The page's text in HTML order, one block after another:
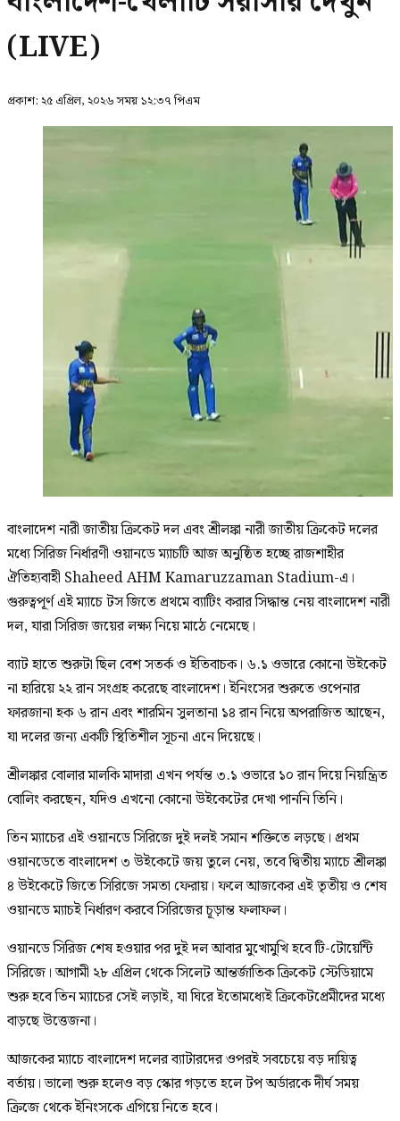
(LIVE)
প্রকাশ: ২৫ এপ্রিল, ২০২৬ সময় ১২:৩৭ পিএম
বাংলাদেশ নারী জাতীয় ক্রিকেট দল এবং শ্রীলঙ্কা নারী জাতীয় ক্রিকেট দলের
মধ্যে সিরিজ নির্ধারণী ওয়ানডে ম্যাচটি আজ অনুষ্ঠিত হচ্ছে রাজশাহীর
ঐতিহ্যবাহী Shaheed AHM Kamaruzzaman Stadium-এ।
গুরুত্বপূর্ণ এই ম্যাচে টস জিতে প্রথমে ব্যাটিং করার সিদ্ধান্ত নেয় বাংলাদেশ নারী
দল, যারা সিরিজ জয়ের লক্ষ্য নিয়ে মাঠে নেমেছে।
ব্যাট হাতে শুরুটা ছিল বেশ সতর্ক ও ইতিবাচক। ৬.১ ওভারে কোনো উইকেট
না হারিয়ে ২২ রান সংগ্রহ করেছে বাংলাদেশ। ইনিংসের শুরুতে ওপেনার
ফারজানা হক ৬ রান এবং শারমিন সুলতানা ১৪ রান নিয়ে অপরাজিত আছেন,
যা দলের জন্য একটি স্থিতিশীল সূচনা এনে দিয়েছে।
শ্রীলঙ্কার বোলার মালকি মাদারা এখন পর্যন্ত ৩.১ ওভারে ১০ রান দিয়ে নিয়ন্ত্রিত
বোলিং করছেন, যদিও এখনো কোনো উইকেটের দেখা পাননি তিনি।
তিন ম্যাচের এই ওয়ানডে সিরিজে দুই দলই সমান শক্তিতে লড়ছে। প্রথম
ওয়ানডেতে বাংলাদেশ ৩ উইকেটে জয় তুলে নেয়, তবে দ্বিতীয় ম্যাচে শ্রীলঙ্কা
৪ উইকেটে জিতে সিরিজে সমতা ফেরায়। ফলে আজকের এই তৃতীয় ও শেষ
ওয়ানডে ম্যাচই নির্ধারণ করবে সিরিজের চূড়ান্ত ফলাফল।
ওয়ানডে সিরিজ শেষ হওয়ার পর দুই দল আবার মুখোমুখি হবে টি-টোয়েন্টি
সিরিজে। আগামী ২৮ এপ্রিল থেকে সিলেট আন্তর্জাতিক ক্রিকেট স্টেডিয়ামে
শুরু হবে তিন ম্যাচের সেই লড়াই, যা ঘিরে ইতোমধ্যেই ক্রিকেটপ্রেমীদের মধ্যে
বাড়ছে উত্তেজনা।
আজকের ম্যাচে বাংলাদেশ দলের ব্যাটারদের ওপরই সবচেয়ে বড় দায়িত্ব
বর্তায়। ভালো শুরু হলেও বড় স্কোর গড়তে হলে টপ অর্ডারকে দীর্ঘ সময়
ক্রিজে থেকে ইনিংসকে এগিয়ে নিতে হবে।